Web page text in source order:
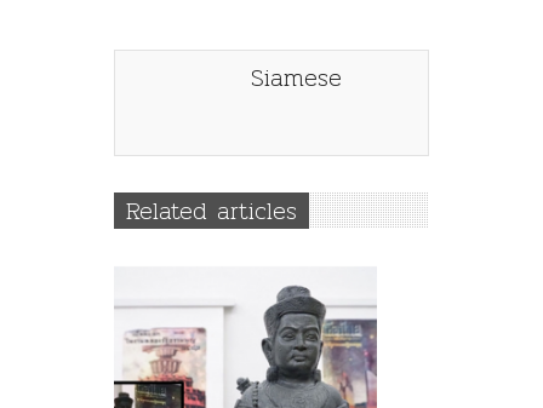
Siamese
Related articles